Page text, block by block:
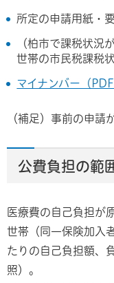
所定の申請用紙・
（柏市で課税状況
世帯の市民税課税
マイナンバー（
（補足）事前の申請
公費負担の範
医療費の自己負担が
世帯（同一保険加入
たりの自己負担額、
照）。